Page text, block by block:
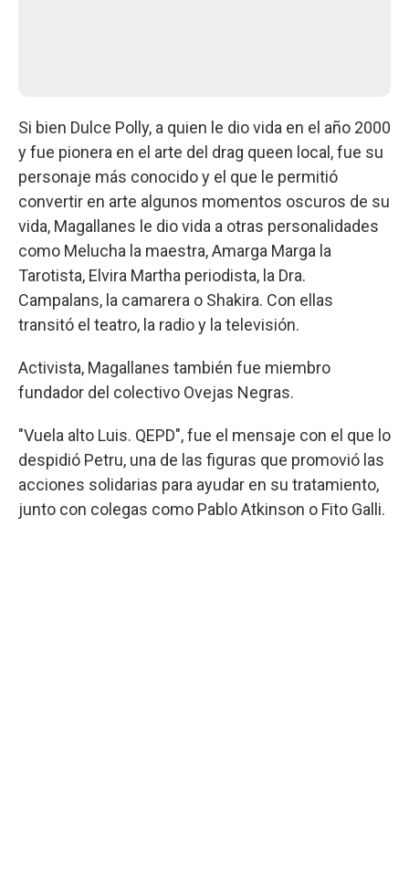
Si bien Dulce Polly, a quien le dio vida en el año 2000
y fue pionera en el arte del drag queen local, fue su
personaje más conocido y el que le permitió
convertir en arte algunos momentos oscuros de su
vida, Magallanes le dio vida a otras personalidades
como Melucha la maestra, Amarga Marga la
Tarotista, Elvira Martha periodista, la Dra.
Campalans, la camarera o Shakira. Con ellas
transitó el teatro, la radio y la televisión.
Activista, Magallanes también fue miembro
fundador del colectivo Ovejas Negras.
"Vuela alto Luis. QEPD", fue el mensaje con el que lo
despidió Petru, una de las figuras que promovió las
acciones solidarias para ayudar en su tratamiento,
junto con colegas como Pablo Atkinson o Fito Galli.